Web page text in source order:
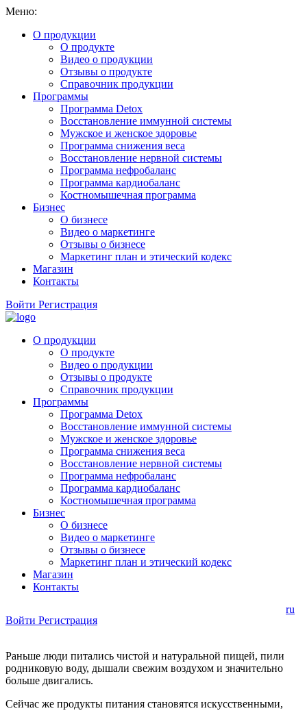
Меню:
О продукции
О продукте
Видео о продукции
Отзывы о продукте
Справочник продукции
Программы
Программа Detox
Восстановление иммунной системы
Мужское и женское здоровье
Программа снижения веса
Восстановление нервной системы
Программа нефробаланс
Программа кардиобаланс
Костномышечная программа
Бизнес
О бизнесе
Видео о маркетинге
Отзывы о бизнесе
Маркетинг план и этический кодекс
Магазин
Контакты
Войти Регистрация
О продукции
О продукте
Видео о продукции
Отзывы о продукте
Справочник продукции
Программы
Программа Detox
Восстановление иммунной системы
Мужское и женское здоровье
Программа снижения веса
Восстановление нервной системы
Программа нефробаланс
Программа кардиобаланс
Костномышечная программа
Бизнес
О бизнесе
Видео о маркетинге
Отзывы о бизнесе
Маркетинг план и этический кодекс
Магазин
Контакты
ru
Войти Регистрация
Раньше люди питались чистой и натуральной пищей, пили
родниковую воду, дышали свежим воздухом и значительно
больше двигались.
Сейчас же продукты питания становятся искусственными,